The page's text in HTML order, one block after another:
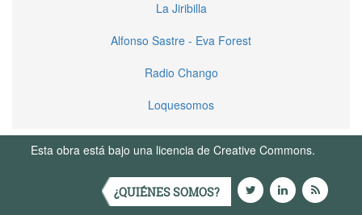
La Jiribilla
Alfonso Sastre - Eva Forest
Radio Chango
Loquesomos
Esta obra está bajo una licencia de Creative Commons.
¿QUIÉNES SOMOS?